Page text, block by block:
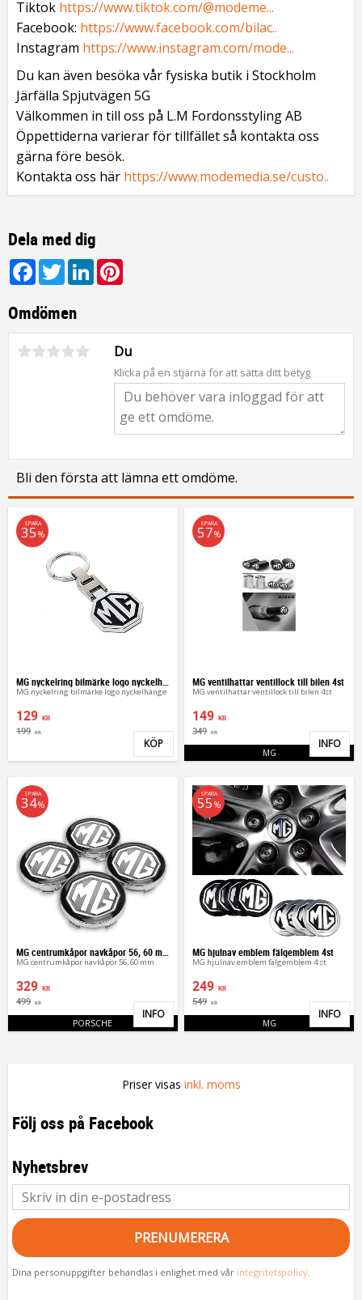
Tiktok https://www.tiktok.com/@modeme...
Facebook: https://www.facebook.com/bilac..
Instagram https://www.instagram.com/mode...
Du kan även besöka vår fysiska butik i Stockholm
Järfälla Spjutvägen 5G
Välkommen in till oss på L.M Fordonsstyling AB
Öppettiderna varierar för tillfället så kontakta oss
gärna före besök.
Kontakta oss här https://www.modemedia.se/custo..
Dela med dig
Facebook
TwitterLinkedIn
Omdömen
Du
Klicka på en stjärna för att sätta ditt betyg
Bli den första att lämna ett omdöme.
MG nyckelring bilmärke logo nyckelhänge
129 KR
199 KR
SPARA
35 %
Lägg till i favoriter
KÖP
MG ventilhattar ventillock till bilen 4st
MG ventilhattar ventillock till bilen 4st
149 KR
349 KR
SPARA
57%
MG
INFO
MG centrumkåpor navkåpor 56, 60 mm
329 KR
499 KR
SPARA
34%
PORSCHE Lägg till i favoriter
INFO
MG hjulnav emblem fälgemblem 4st
MG hjulnav emblem fälgemblem 4 st
249 KR
549 KR
SPARA
55 %
MG
INFO
Priser visas inkl. moms
Följ oss på Facebook
Nyhetsbrev
PRENUMERERA
Dina personuppgifter behandlas i enlighet med vår integritetspolicy.